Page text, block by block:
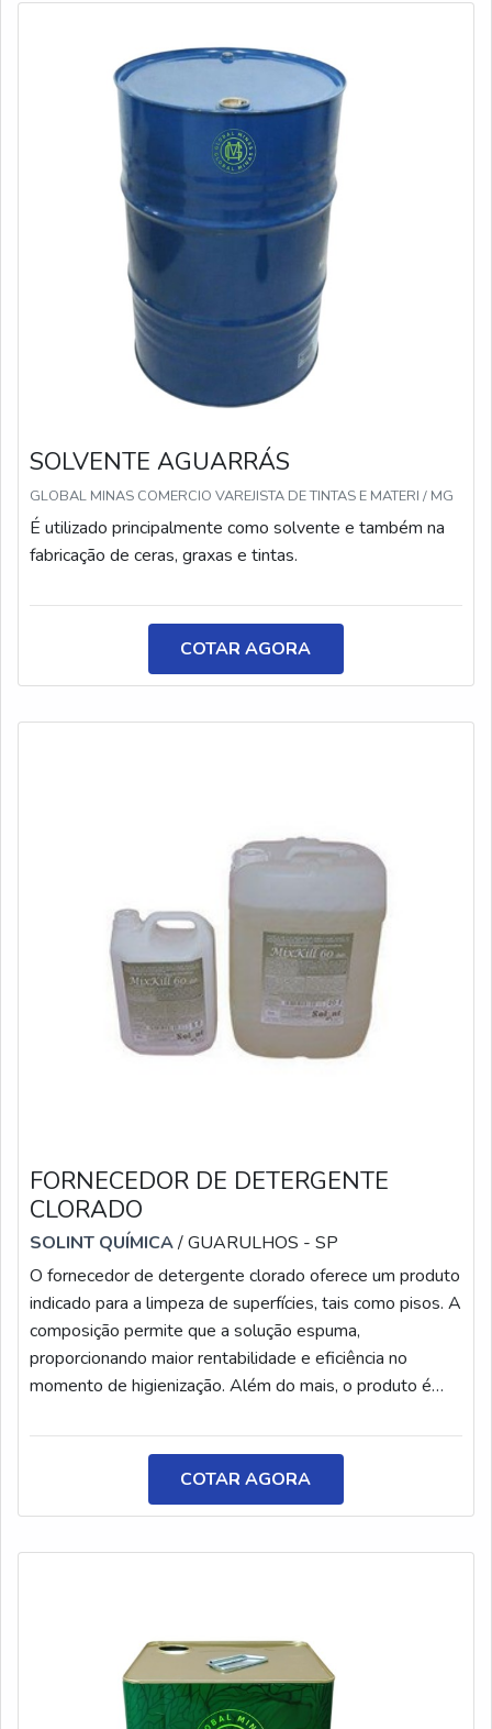
SOLVENTE AGUARRÁS
GLOBAL MINAS COMERCIO VAREJISTA DE TINTAS E MATERI / MG
É utilizado principalmente como solvente e também na
fabricação de ceras, graxas e tintas.
COTAR AGORA
FORNECEDOR DE DETERGENTE
CLORADO
SOLINT QUÍMICA/ GUARULHOS - SP
O fornecedor de detergente clorado oferece um produto
indicado para a limpeza de superfícies, tais como pisos. A
composição permite que a solução espuma,
proporcionando maior rentabilidade e eficiência no
momento de higienização. Além do mais, o produto é
reforma.Desse modo, elimina todas as bactérias e
intempéries que podem afetar o ambiente. Cabe
salientar que no rótulo da embalagem deve conter todas
as informações necessárias para uma correta diluição e
armazenamento. Assim, a usabilidade será feita de forma
composição, durabilidade e preço. Esses critérios são
fundamentais para uma excelente seleção.Portanto, ao
contar com uma fornecedora, é essencial que ela atue
COTAR AGORA